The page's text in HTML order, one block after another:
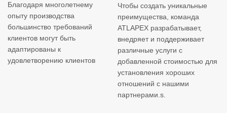
Благодаря многолетнему
опыту производства
большинство требований
клиентов могут быть
адаптированы к
удовлетворению клиентов
Чтобы создать уникальные
преимущества, команда
ATLAPEX разрабатывает,
внедряет и поддерживает
различные услуги с
добавленной стоимостью для
установления хороших
отношений с нашими
партнерами.s.